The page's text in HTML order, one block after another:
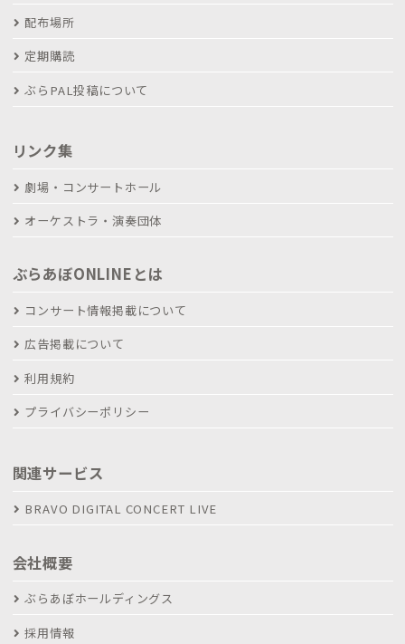
配布場所
定期購読
ぶらPAL投稿について
リンク集
劇場・コンサートホール
オーケストラ・演奏団体
ぶらあぼONLINEとは
コンサート情報掲載について
広告掲載について
利用規約
プライバシーポリシー
関連サービス
BRAVO DIGITAL CONCERT LIVE
会社概要
ぶらあぼホールディングス
採用情報